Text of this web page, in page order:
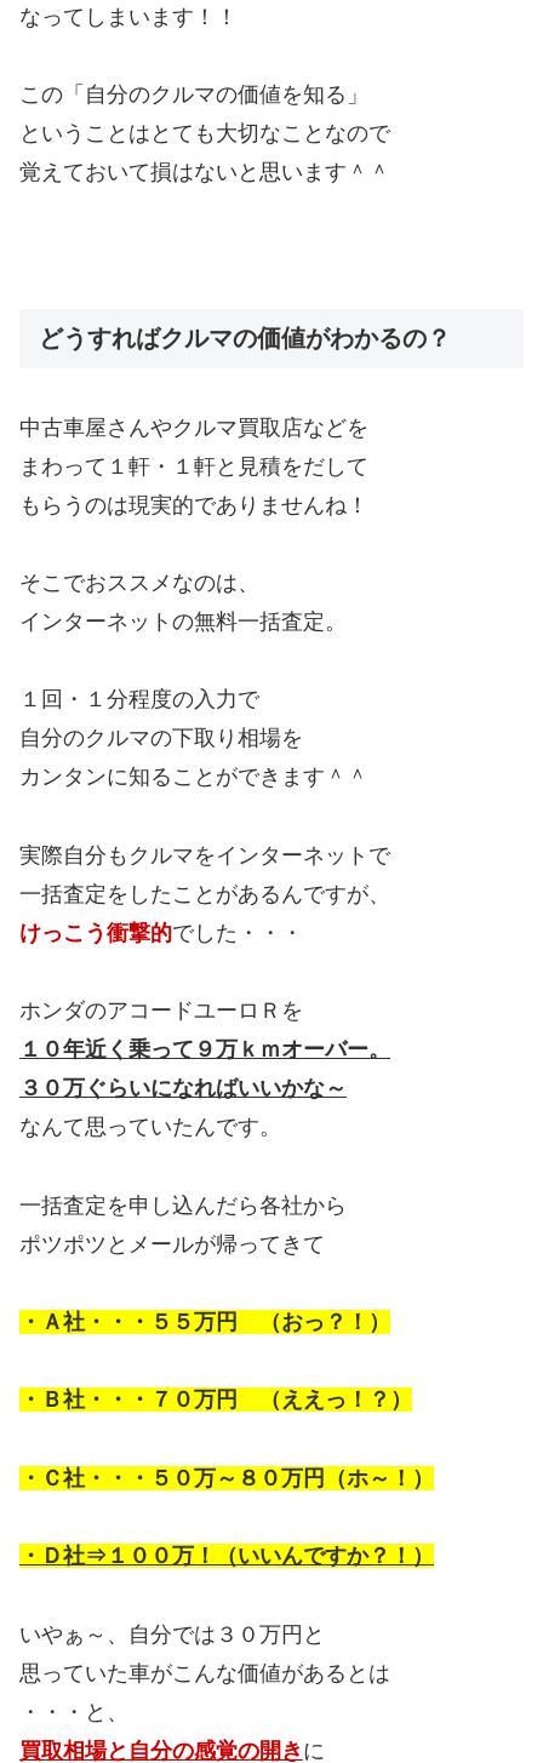
なってしまいます！！
この「自分のクルマの価値を知る」
ということはとても大切なことなので
覚えておいて損はないと思います＾＾
どうすればクルマの価値がわかるの？
中古車屋さんやクルマ買取店などを
まわって１軒・１軒と見積をだして
もらうのは現実的でありませんね！
そこでおススメなのは、
インターネットの無料一括査定。
１回・１分程度の入力で
自分のクルマの下取り相場を
カンタンに知ることができます＾＾
実際自分もクルマをインターネットで
一括査定をしたことがあるんですが、
けっこう衝撃的でした・・・
ホンダのアコードユーロＲを
１０年近く乗って９万ｋｍオーバー。
３０万ぐらいになればいいかな～
なんて思っていたんです。
一括査定を申し込んだら各社から
ポツポツとメールが帰ってきて
・Ａ社・・・５５万円 （おっ？！）
・Ｂ社・・・７０万円 （ええっ！？）
・Ｃ社・・・５０万～８０万円（ホ～！）
・Ｄ社⇒１００万！（いいんですか？！）
いやぁ～、自分では３０万円と
思っていた車がこんな価値があるとは
・・・と、
買取相場と自分の感覚の開き に